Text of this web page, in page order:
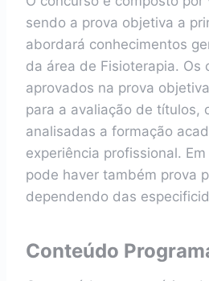
sendo a prova objetiva a
abordará conhecimentos
da área de Fisioterapia. Os
aprovados na prova
para a avaliação de títulos,
analisadas a formação
experiência profissional.
pode haver também prova
dependendo das
Conteúdo